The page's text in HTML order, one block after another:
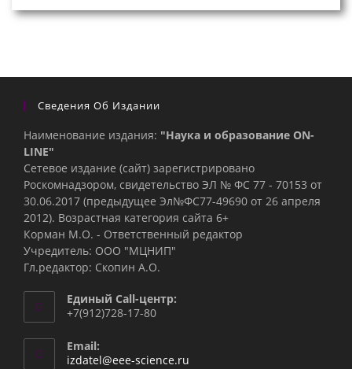
Сведения Об Издании
Наименование издания: "Наука и образование ON-
LINE"
Сетевое издание (сайт) зарегистрировано
Роскомнадзором, свидетельство ЭЛ № ФС 77 - 70153 от
30.06.2017 (предыдущее Эл№ФC77-49690 от 26 апреля
2012). Возрастная категория сайта 6+
Корман М.О. - Ответственный редактор
Учредитель: ООО "МЦНИП"
Гл.редактор: Скопин А.О.
Единый Call-центр:
+7(912)728-17-80
Email:
izdatel@eee-science.ru